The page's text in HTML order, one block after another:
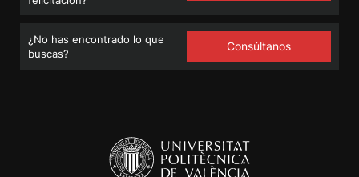
¿No has encontrado lo que
buscas?
Consúltanos